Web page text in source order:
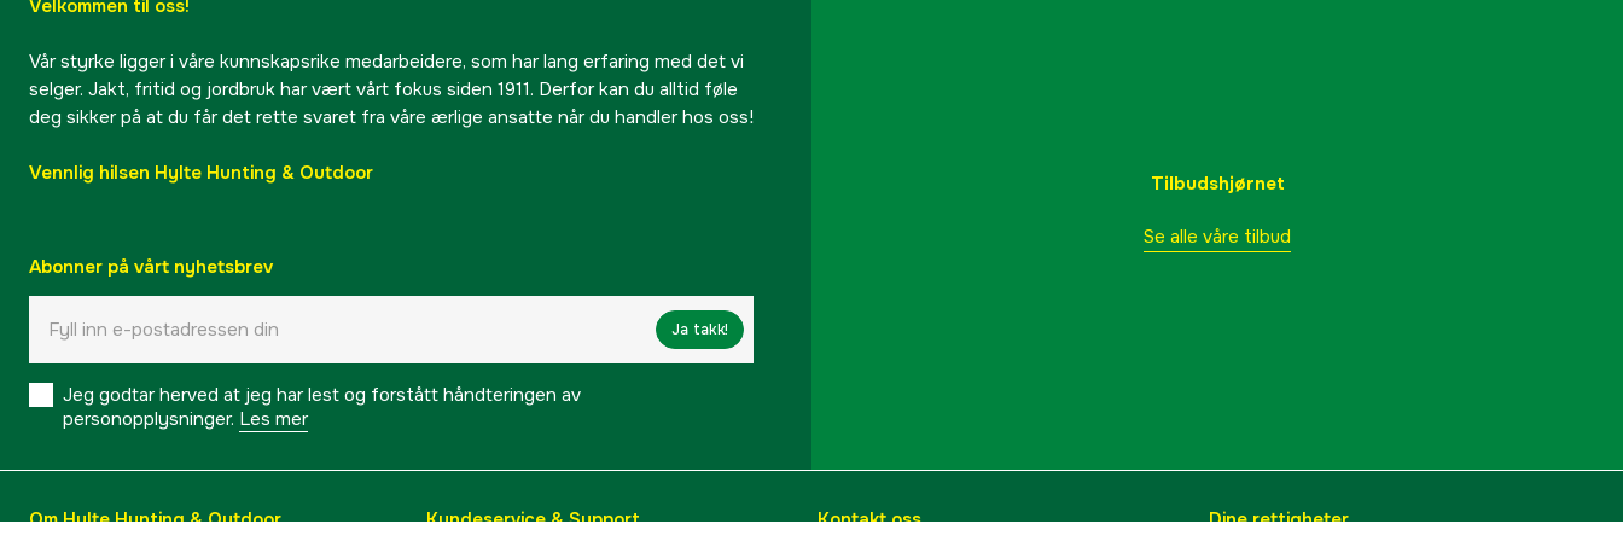
Velkommen til oss!
Vår styrke ligger i våre kunnskapsrike medarbeidere, som har lang erfaring med det vi
selger. Jakt, fritid og jordbruk har vært vårt fokus siden 1911. Derfor kan du alltid føle
deg sikker på at du får det rette svaret fra våre ærlige ansatte når du handler hos oss!
Vennlig hilsen Hylte Hunting & Outdoor
Abonner på vårt nyhetsbrev
Ja takk!
Jeg godtar herved at jeg har lest og forstått håndteringen av
personopplysninger. Les mer
Tilbudshjørnet
Se alle våre tilbud
Om Hylte Hunting & Outdoor Kundeservice & Support Kontakt oss Dine rettigheter